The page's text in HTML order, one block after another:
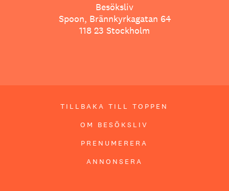
Besöksliv
Spoon, Brännkyrkagatan 64
118 23 Stockholm
TILLBAKA TILL TOPPEN
OM BESÖKSLIV
PRENUMERERA
ANNONSERA